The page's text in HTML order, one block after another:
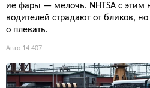
ие фары — мелочь. NHTSA с этим
водителей страдают от бликов,
о плевать.
Авто 14 407